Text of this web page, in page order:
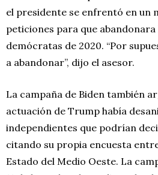
el presidente se enfrentó en un
peticiones para que
demócratas de 2020. “Por
a abandonar”, dijo el asesor.
La campaña de Biden también
actuación de Trump había
independientes que podrían
citando su propia encuesta
Estado del Medio Oeste. La